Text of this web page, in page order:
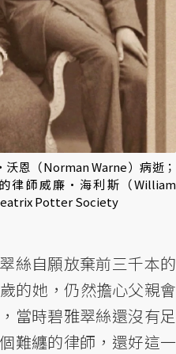
恩（Norman Warne）病逝；
律師威廉·海利斯（William
Potter Society
絲自願放棄前三千本的
的她，仍然擔心父親會
當時碧雅翠絲還沒有足
難纏的律師，還好這一